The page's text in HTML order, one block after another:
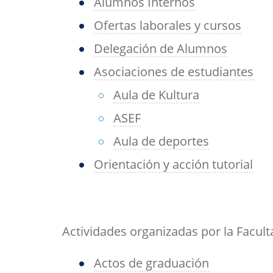
Ofertas laborales y cursos
Delegación de Alumnos
Asociaciones de estudiantes
Aula de Kultura
ASEF
Aula de deportes
Orientación y acción tutorial
Actividades organizadas por la
Actos de graduación